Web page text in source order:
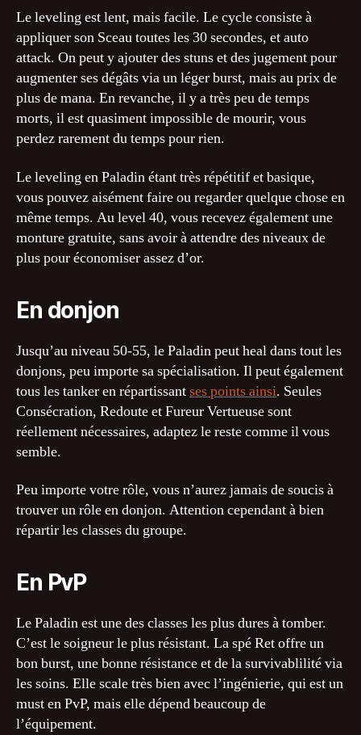
Le leveling est lent, mais facile. Le cycle consiste à
appliquer son Sceau toutes les 30 secondes, et auto
attack. On peut y ajouter des stuns et des jugement pour
augmenter ses dégâts via un léger burst, mais au prix de
plus de mana. En revanche, il y a très peu de temps
morts, il est quasiment impossible de mourir, vous
perdez rarement du temps pour rien.
Le leveling en Paladin étant très répétitif et basique,
vous pouvez aisément faire ou regarder quelque chose en
même temps. Au level 40, vous recevez également une
monture gratuite, sans avoir à attendre des niveaux de
plus pour économiser assez d’or.
En donjon
Jusqu’au niveau 50-55, le Paladin peut heal dans tout les
donjons, peu importe sa spécialisation. Il peut également
tous les tanker en répartissantses points ainsi. Seules
Consécration, Redoute et Fureur Vertueuse sont
réellement nécessaires, adaptez le reste comme il vous
semble.
Peu importe votre rôle, vous n’aurez jamais de soucis à
trouver un rôle en donjon. Attention cependant à bien
répartir les classes du groupe.
En PvP
Le Paladin est une des classes les plus dures à tomber.
C’est le soigneur le plus résistant. La spé Ret offre un
bon burst, une bonne résistance et de la survivablilité via
les soins. Elle scale très bien avec l’ingénierie, qui est un
must en PvP, mais elle dépend beaucoup de
l’équipement.